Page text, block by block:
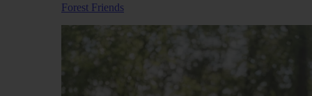
Forest Friends